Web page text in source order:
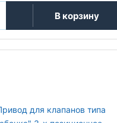
В корзину